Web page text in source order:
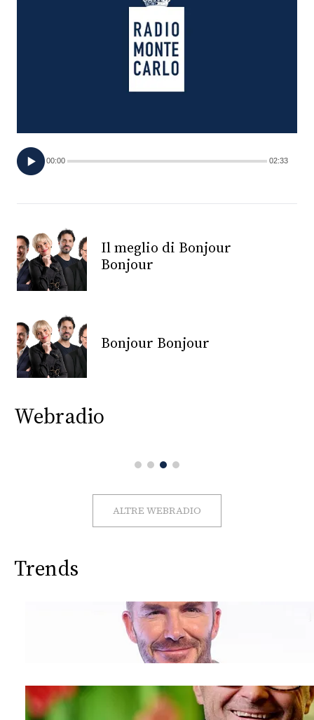
TV
PRINCIPATO
MONACO
RMC
CONSIGLIA
00:00 02:33
Il meglio di Bonjour
Bonjour
Bonjour Bonjour
Webradio
ALTRE WEBRADIO
Trends